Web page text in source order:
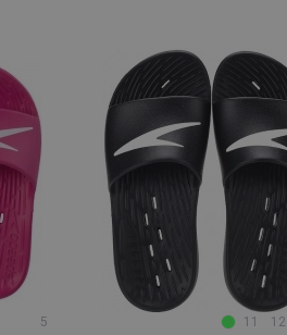
5 11 12